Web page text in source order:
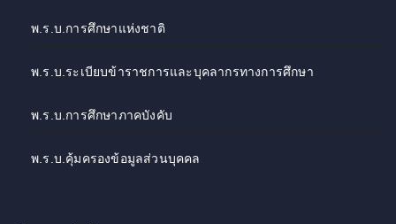
พ.ร.บ.การศึกษาแห่งชาติ
พ.ร.บ.ระเบียบข้าราชการและบุคลากรทางการศึกษา
พ.ร.บ.การศึกษาภาคบังคับ
พ.ร.บ.คุ้มครองข้อมูลส่วนบุคคล